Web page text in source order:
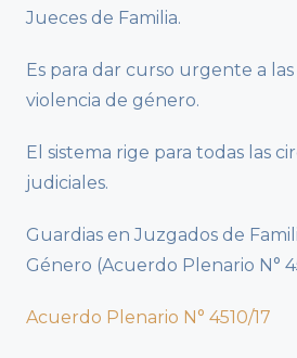
Jueces de Familia.
Es para dar curso urgente a
violencia de género.
El sistema rige para todas las
judiciales.
Guardias en Juzgados de
Género (Acuerdo Plenario N°
Acuerdo Plenario N° 4510/17